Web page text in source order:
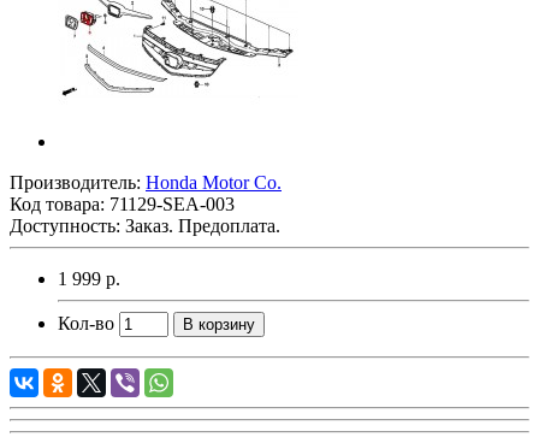
Производитель: Honda Motor Co.
Код товара: 71129-SEA-003
Доступность: Заказ. Предоплата.
1 999 р.
Кол-во В корзину